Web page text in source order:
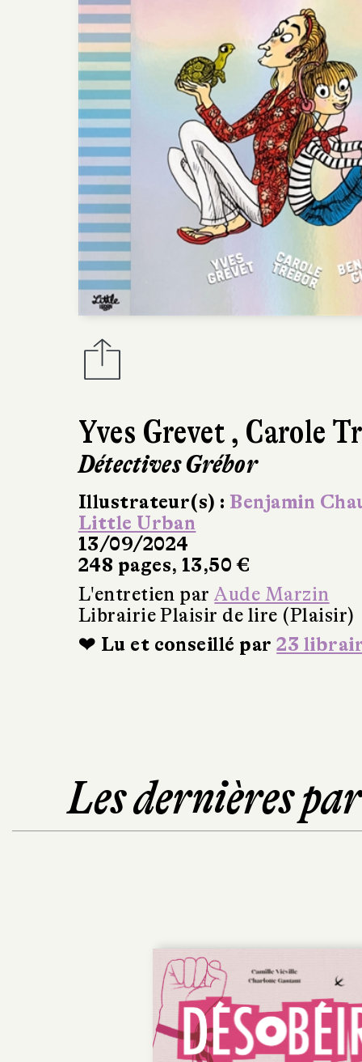
Yves Grevet, Carole
Détectives Grébor
Illustrateur(s) :Benjamin
Little Urban
13/09/2024
248 pages, 13,50 €
L'entretien parAude Marzin
Librairie Plaisir de lire (Plaisir)
❤ Lu et conseillé par23
Les dernières